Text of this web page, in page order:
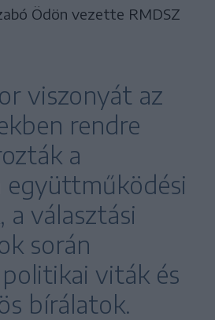
Ödön vezette RMDSZ
viszonyát az
rendre
a
együttműködési
a választási
során
viták és
bírálatok.